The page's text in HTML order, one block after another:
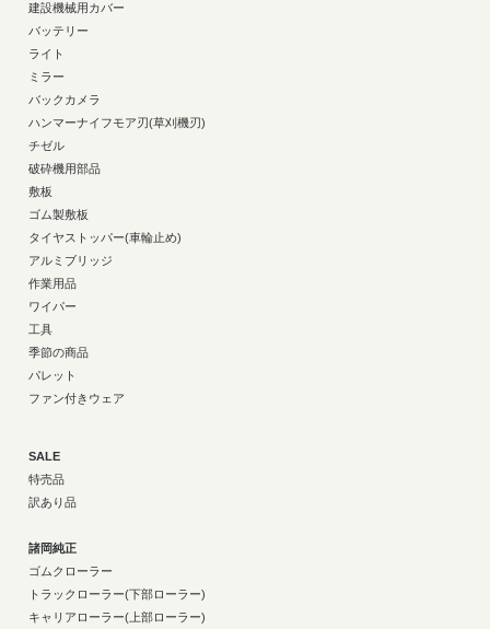
建設機械用カバー
バッテリー
ライト
ミラー
バックカメラ
ハンマーナイフモア刃(草刈機刃)
チゼル
破砕機用部品
敷板
ゴム製敷板
タイヤストッパー(車輪止め)
アルミブリッジ
作業用品
ワイパー
工具
季節の商品
パレット
ファン付きウェア
SALE
特売品
訳あり品
諸岡純正
ゴムクローラー
トラックローラー(下部ローラー)
キャリアローラー(上部ローラー)